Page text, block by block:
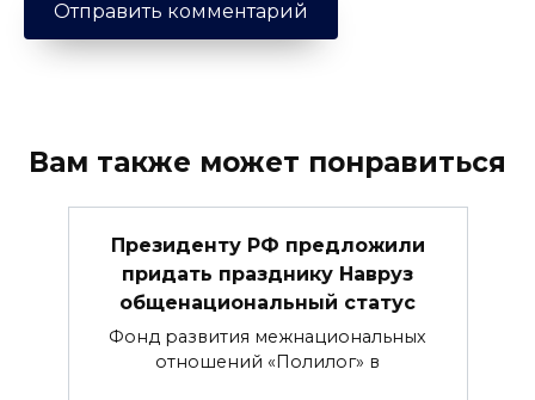
Вам также может понравиться
Президенту РФ предложили
придать празднику Навруз
общенациональный статус
Фонд развития межнациональных
отношений «Полилог» в